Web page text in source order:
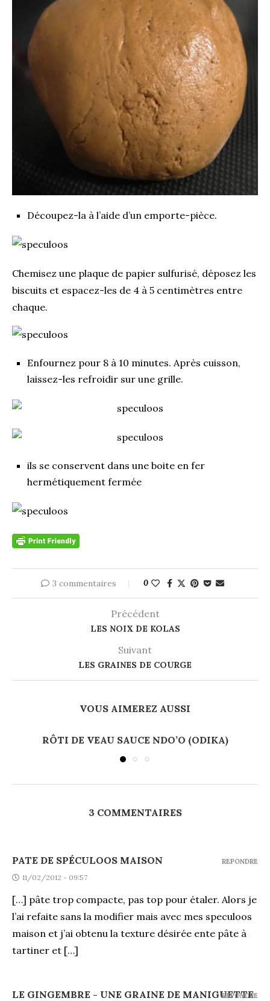
Découpez-la à l’aide d’un emporte-pièce.
Chemisez une plaque de papier sulfurisé, déposez les
biscuits et espacez-les de 4 à 5 centimètres entre
chaque.
Enfournez pour 8 à 10 minutes. Après cuisson,
laissez-les refroidir sur une grille.
ils se conservent dans une boite en fer
hermétiquement fermée
3 commentaires 0
Précédent
LES NOIX DE KOLAS
Suivant
LES GRAINES DE COURGE
VOUS AIMEREZ AUSSI
RÔTI DE VEAU SAUCE NDO’O (ODIKA)
3 COMMENTAIRES
PATE DE SPÉCULOOS MAISON
11/02/2012 - 09:57
[…] pâte trop compacte, pas top pour étaler. Alors je
l’ai refaite sans la modifier mais avec mes speculoos
maison et j’ai obtenu la texture désirée ente pâte à
tartiner et […]
REPONDRE
LE GINGEMBRE - UNE GRAINE DE MANIGUETTE
REPONDRE